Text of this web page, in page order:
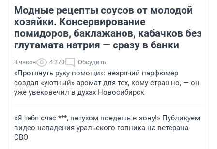
Модные рецепты соусов от молодой
хозяйки. Консервирование
помидоров, баклажанов, кабачков без
глутамата натрия — сразу в банки
8 часов 4 370 Обсудить
«Протянуть руку помощи»: незрячий парфюмер
создал «уютный» аромат для тех, кому страшно, — он
уже увековечил в духах Новосибирск
«Я тебя счас ***, петухом поедешь в зону!» Публикуем
видео нападения уральского гопника на ветерана
СВО